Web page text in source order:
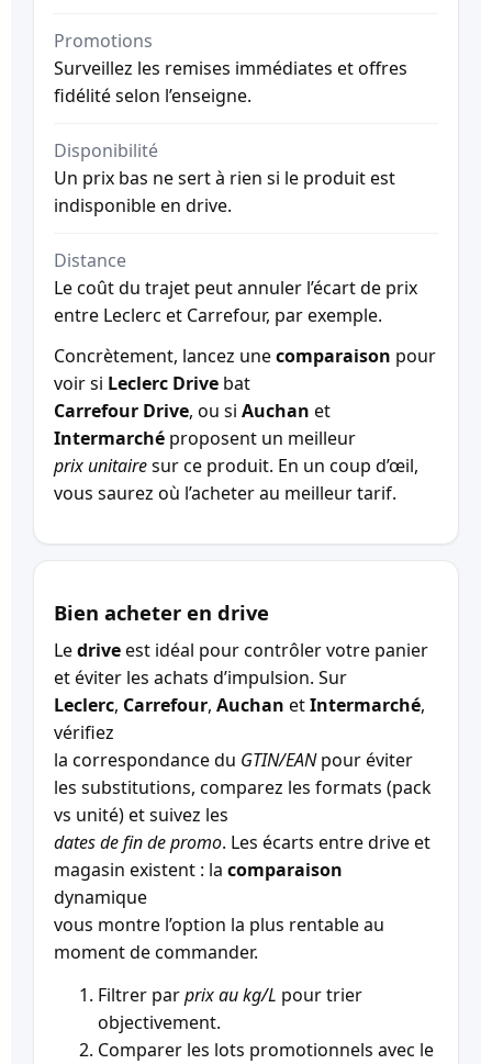
Promotions
Surveillez les remises immédiates et offres
fidélité selon l’enseigne.
Disponibilité
Un prix bas ne sert à rien si le produit est
indisponible en drive.
Distance
Le coût du trajet peut annuler l’écart de prix
entre Leclerc et Carrefour, par exemple.
Concrètement, lancez unecomparaison pour
voir si Leclerc Drive bat
Carrefour Drive, ou si Auchan et
Intermarché proposent un meilleur
prix unitairesur ce produit. En un coup d’œil,
vous saurez où l’acheter au meilleur tarif.
Bien acheter en drive
Ledriveest idéal pour contrôler votre panier
et éviter les achats d’impulsion. Sur
Leclerc, Carrefour, Auchan etIntermarché,
vérifiez
la correspondance du GTIN/EANpour éviter
les substitutions, comparez les formats (pack
vs unité) et suivez les
dates de fin de promo. Les écarts entre drive et
magasin existent : la comparaison
dynamique
vous montre l’option la plus rentable au
moment de commander.
Filtrer parprix au kg/L pour trier
objectivement.
Comparer les lots promotionnels avec le